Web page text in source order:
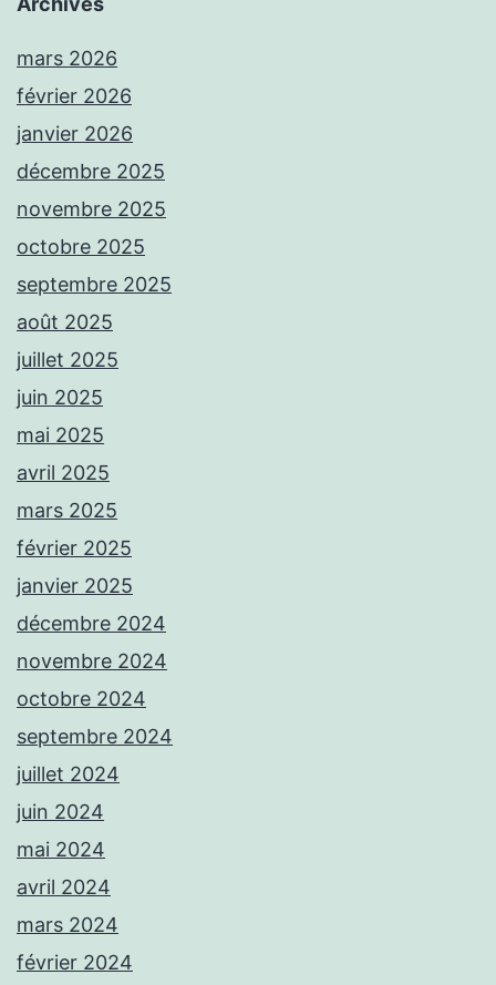
mars 2026
février 2026
janvier 2026
décembre 2025
novembre 2025
octobre 2025
septembre 2025
août 2025
juillet 2025
juin 2025
mai 2025
avril 2025
mars 2025
février 2025
janvier 2025
décembre 2024
novembre 2024
octobre 2024
septembre 2024
juillet 2024
juin 2024
mai 2024
avril 2024
mars 2024
février 2024